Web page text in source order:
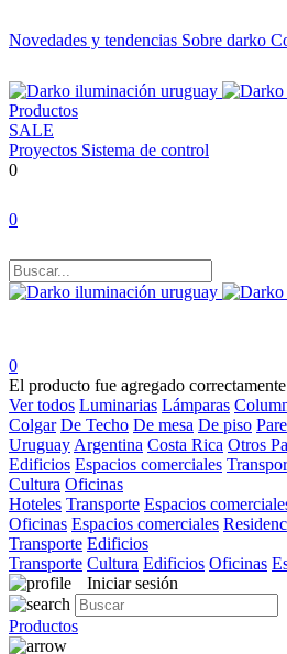
Novedades y tendencias Sobre darko
Productos
SALE
Proyectos Sistema de control
0
0
0
El producto fue agregado correctamente
Ver todos Luminarias Lámparas
Colgar De Techo De mesa De piso
Uruguay Argentina Costa Rica Otros
Edificios Espacios comerciales
Cultura Oficinas
Hoteles Transporte Espacios
Oficinas Espacios comerciales
Transporte Edificios
Transporte Cultura Edificios Oficinas
Iniciar sesión
Productos